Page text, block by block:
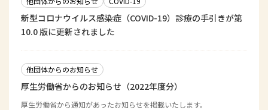
新型コロナウイルス感染症（COVID-19）診療の手引きが第
10.0 版に更新されました
他団体からのお知らせ
厚生労働省からのお知らせ（2022年度分）
厚生労働省から通知があったお知らせを掲載いたします。